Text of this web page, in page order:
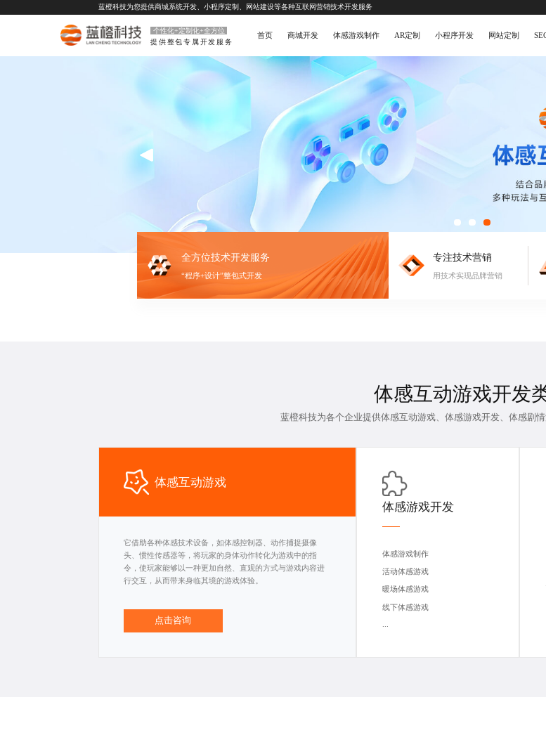
蓝橙科技为您提供商城系统开发 小程序定制 网站建设等各种互联网营销技术开发服务
个性化+定制化+全方位
提供整包专属开发服务
首页 商城开发 体感游戏制作 AR定制 小程序开发 网站定制
全方位技术开发服务
“程序+设计”整包式开发
专注技术营销
用技术实现品牌营销
体感互动游戏开发
蓝橙科技为各个企业提供体感互动游戏、体感游戏开发、体感剧情
体感互动游戏
它借助各种体感技术设备，如体感控制器、动作捕捉摄像
头、惯性传感器等，将玩家的身体动作转化为游戏中的指
令，使玩家能够以一种更加自然、直观的方式与游戏内容进
行交互，从而带来身临其境的游戏体验。
点击咨询
体感游戏开发
体感游戏制作
活动体感游戏
暖场体感游戏
线下体感游戏